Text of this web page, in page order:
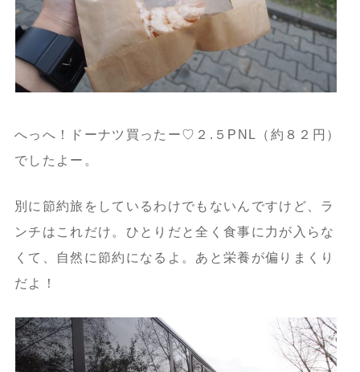
へっへ！ドーナツ買ったー♡２.５PNL（約８２円）
でしたよー。
別に節約旅をしているわけでもないんですけど、ラ
ンチはこれだけ。ひとりだと全く食事に力が入らな
くて、自然に節約になるよ。あと栄養が偏りまくり
だよ！